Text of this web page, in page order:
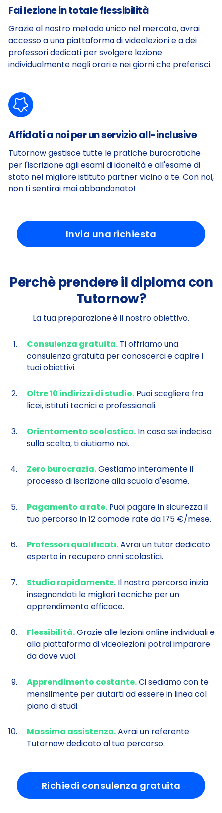
Fai lezione in totale flessibilità
Grazie al nostro metodo unico nel mercato, avrai
accesso a una piattaforma di videolezioni e a dei
professori dedicati per svolgere lezione
individualmente negli orari e nei giorni che preferisci.
Affidati a noi per un servizio all-inclusive
Tutornow gestisce tutte le pratiche burocratiche
per l'iscrizione agli esami di idoneità e all'esame di
stato nel migliore istituto partner vicino a te. Con noi,
non ti sentirai mai abbandonato!
Invia una richiesta
Perchè prendere il diploma con
Tutornow?
La tua preparazione è il nostro obiettivo.
Consulenza gratuita. Ti offriamo una
consulenza gratuita per conoscerci e capire i
tuoi obiettivi.
Oltre 10 indirizzi di studio. Puoi scegliere fra
licei, istituti tecnici e professionali.
Orientamento scolastico. In caso sei indeciso
sulla scelta, ti aiutiamo noi.
Zero burocrazia.Gestiamo interamente il
processo di iscrizione alla scuola d'esame.
Pagamento a rate. Puoi pagare in sicurezza il
tuo percorso in 12 comode rate da 175 €/mese.
Professori qualificati.Avrai un tutor dedicato
esperto in recupero anni scolastici.
Studia rapidamente. Il nostro percorso inizia
insegnandoti le migliori tecniche per un
apprendimento efficace.
Flessibilità.Grazie alle lezioni online individuali e
alla piattaforma di videolezioni potrai imparare
da dove vuoi.
Apprendimento costante.Ci sediamo con te
mensilmente per aiutarti ad essere in linea col
piano di studi.
Massima assistenza.Avrai un referente
Tutornow dedicato al tuo percorso.
Richiedi consulenza gratuita